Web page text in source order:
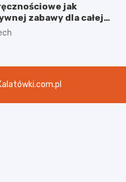
jak
zabawy dla całej